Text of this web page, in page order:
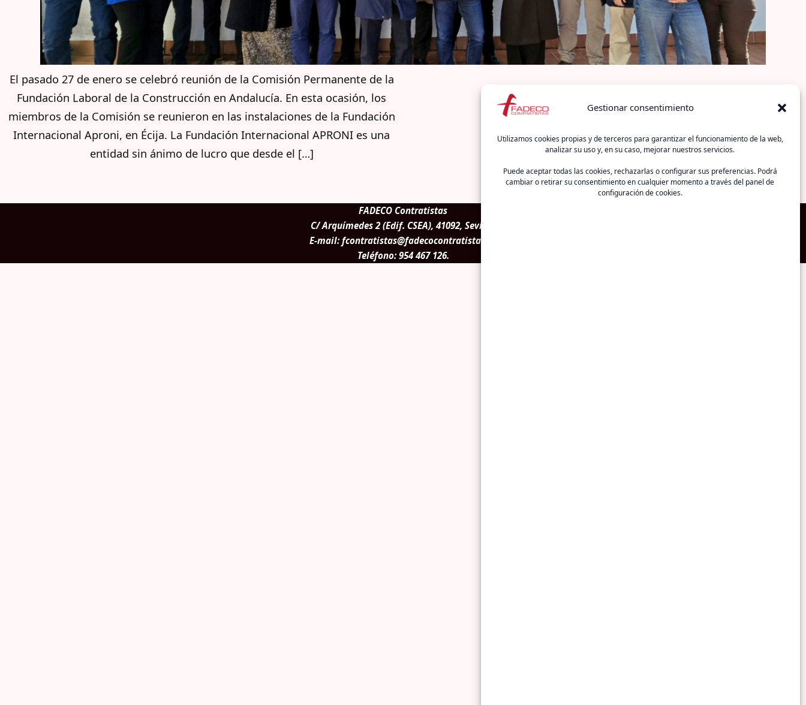
Gestionar consentimiento
Utilizamos cookies propias y de terceros para garantizar el funcionamiento de la web,
analizar su uso y, en su caso, mejorar nuestros servicios.
Puede aceptar todas las cookies, rechazarlas o configurar sus preferencias. Podrá
cambiar o retirar su consentimiento en cualquier momento a través del panel de
configuración de cookies.
El pasado 27 de enero se celebró reunión de la Comisión Permanente de la
Fundación Laboral de la Construcción en Andalucía. En esta ocasión, los
miembros de la Comisión se reunieron en las instalaciones de la Fundación
Internacional Aproni, en Écija. La Fundación Internacional APRONI es una
entidad sin ánimo de lucro que desde el […]
FADECO Contratistas
C/ Arquímedes 2 (Edif. CSEA), 41092, Sevilla.
E-mail:fcontratistas@fadecocontratistas.es
Teléfono:954 467 126.